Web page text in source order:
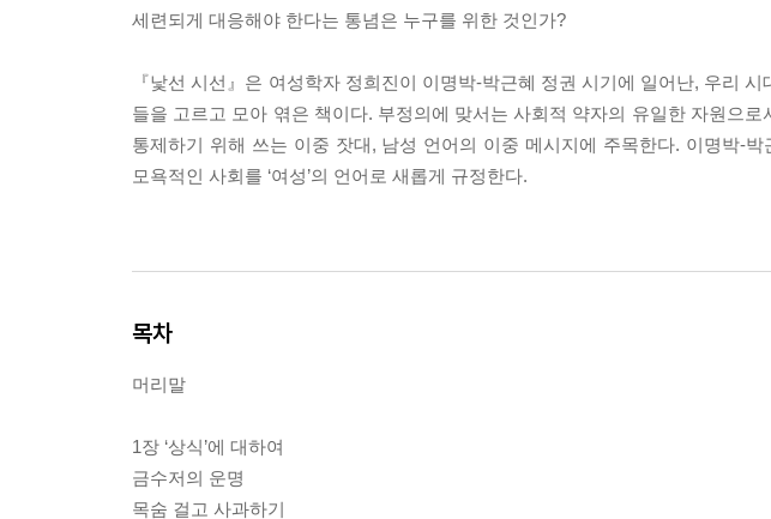
세련되게 대응해야 한다는 통념은 누구를 위한 것인가?
『낯선 시선』은 여성학자 정희진이 이명박-박근혜 정권 시기에 일어난, 우리
들을 고르고 모아 엮은 책이다. 부정의에 맞서는 사회적 약자의 유일한 자원으로
통제하기 위해 쓰는 이중 잣대, 남성 언어의 이중 메시지에 주목한다. 이명박-
모욕적인 사회를 ‘여성’의 언어로 새롭게 규정한다.
목차
머리말
1장 ‘상식’에 대하여
금수저의 운명
목숨 걸고 사과하기